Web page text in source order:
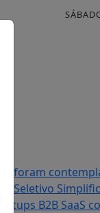
foram
Seletivo
B2B SaaS